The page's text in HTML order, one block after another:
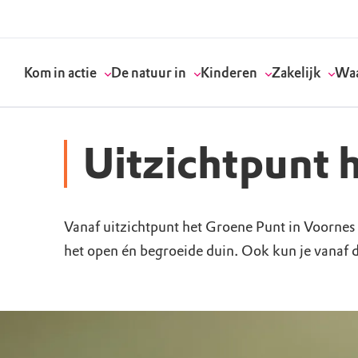
Kom in actie
Doneer
Word lid
De natuur in
Routes
Agenda
Kinderen
Kinderactiviteiten
Speelnatuur
Zakelijk
Geef een
Strategisch
Onze visie
Standpunten
Uitzichtpunt
Vanaf uitzichtpunt het Groene Punt in
het open én begroeide duin. Ook kun je vanaf